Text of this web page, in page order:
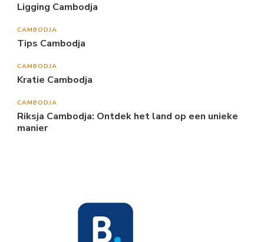
Ligging Cambodja
CAMBODJA
Tips Cambodja
CAMBODJA
Kratie Cambodja
CAMBODJA
Riksja Cambodja: Ontdek het land op een unieke
manier